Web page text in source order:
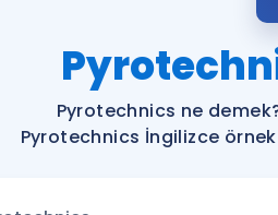
Pyrotechnics ne
Pyrotechnics İngilizce